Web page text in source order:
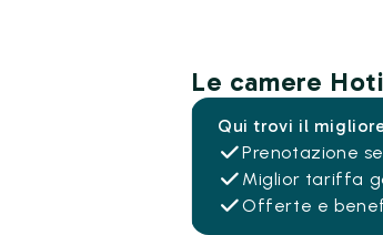
Le camere
Qui trovi il
Prenotazione
Miglior tariffa
Offerte e